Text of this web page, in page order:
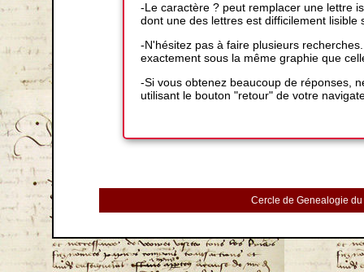
-Le caractère ? peut remplacer une lettre
dont une des lettres est difficilement lisible
-N'hésitez pas à faire plusieurs
exactement sous la même graphie que
-Si vous obtenez beaucoup de réponses,
utilisant le bouton "retour" de votre
Cercle de Genealogie